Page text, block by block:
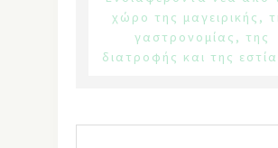
χώρο της μαγειρικής,
γαστρονομίας, της
διατροφής και της